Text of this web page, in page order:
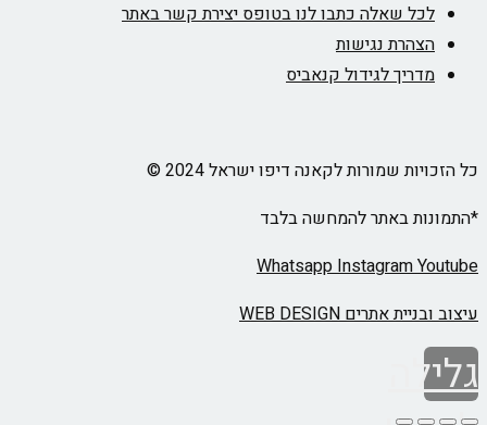
לכל שאלה כתבו לנו בטופס יצירת קשר באתר
הצהרת נגישות
מדריך לגידול קנאביס
כל הזכויות שמורות לקאנה דיפו ישראל 2024 ©
*התמונות באתר להמחשה בלבד
WhatsappInstagramYoutube
עיצוב ובניית אתרים WEB DESIGN
גלילה